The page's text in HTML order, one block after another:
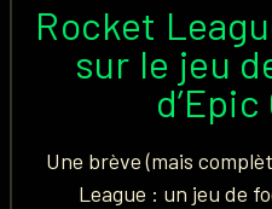
Rocket
sur le jeu
Une brève (mais
League : un jeu de